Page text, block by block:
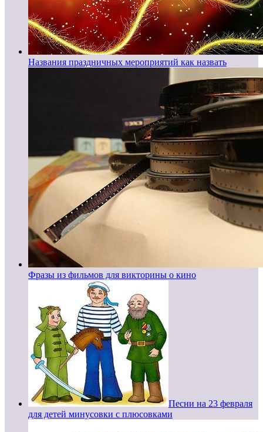
Названия праздничных мероприятий как назвать
Фразы из фильмов для викторины о кино
Песни на 23 февраля
для детей минусовки с плюсовками